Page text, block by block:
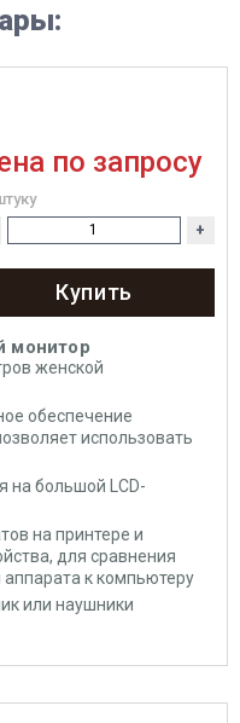
монитор
женской
обеспечение
использовать
на большой LCD-
на принтере и
для сравнения
к компьютеру
или наушники
по запросу
+
Купить